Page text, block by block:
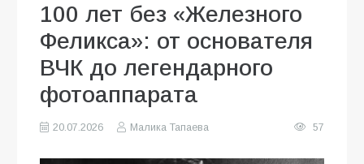
100 лет без «Железного
Феликса»: от основателя
ВЧК до легендарного
фотоаппарата
20.07.2026 Малика Тапаева 57